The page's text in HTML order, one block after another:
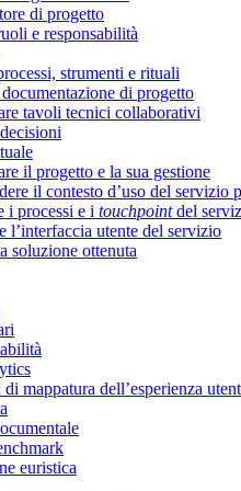
di progetto
e responsabilità
strumenti e rituali
di progetto
tavoli tecnici collaborativi
il progetto e la sua gestione
il contesto d’uso del servizio
i processi e i touchpointdel
l’interfaccia utente del servizio
soluzione ottenuta
mappatura dell’esperienza
euristica